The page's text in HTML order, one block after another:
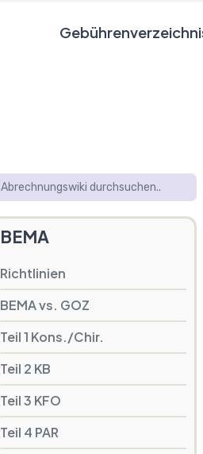
BEMA
Richtlinien
BEMA vs. GOZ
Teil 1 Kons./Chir.
Teil 2 KB
Teil 3 KFO
Teil 4 PAR